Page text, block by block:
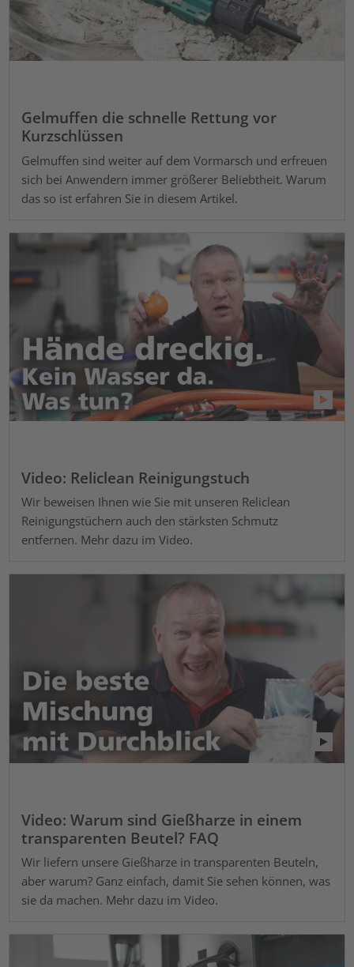
Gelmuffen die schnelle Rettung vor
Kurzschlüssen
Gelmuffen sind weiter auf dem Vormarsch und erfreuen
sich bei Anwendern immer größerer Beliebtheit. Warum
das so ist erfahren Sie in diesem Artikel.
Video: Reliclean Reinigungstuch
Wir beweisen Ihnen wie Sie mit unseren Reliclean
Reinigungstüchern auch den stärksten Schmutz
entfernen. Mehr dazu im Video.
Video: Warum sind Gießharze in einem
transparenten Beutel? FAQ
Wir liefern unsere Gießharze in transparenten Beuteln,
aber warum? Ganz einfach, damit Sie sehen können, was
sie da machen. Mehr dazu im Video.